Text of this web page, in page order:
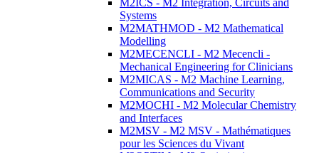
M2ICS - M2 Integration, Circuits and
Systems
M2MATHMOD - M2 Mathematical
Modelling
M2MECENCLI - M2 Mecencli -
Mechanical Engineering for Clinicians
M2MICAS - M2 Machine Learning,
Communications and Security
M2MOCHI - M2 Molecular Chemistry
and Interfaces
M2MSV - M2 MSV - Mathématiques
pour les Sciences du Vivant